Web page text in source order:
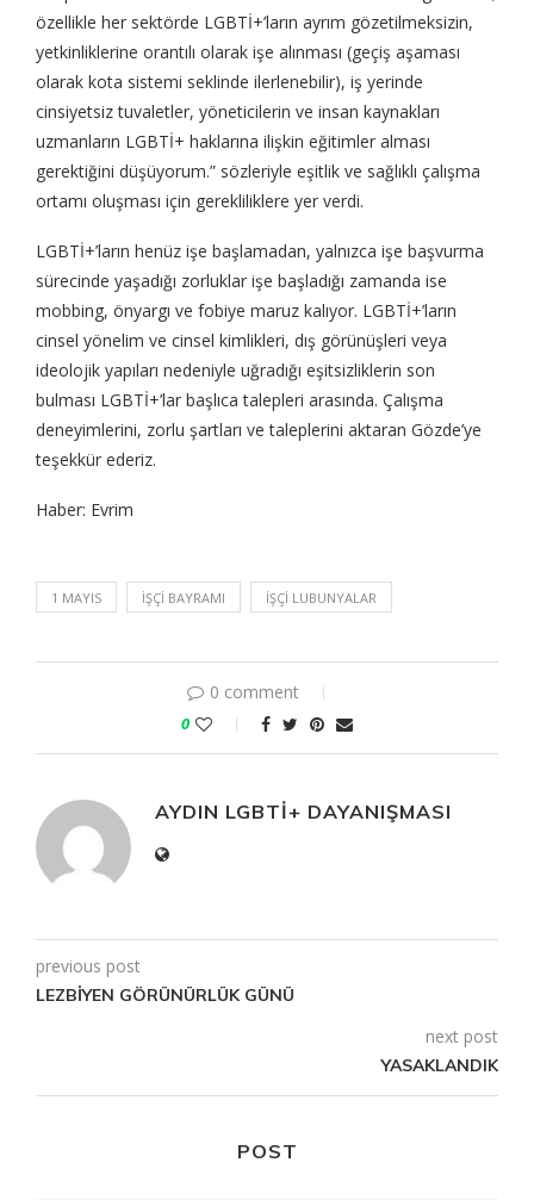
özellikle her sektörde LGBTİ+’ların ayrım gözetilmeksizin,
yetkinliklerine orantılı olarak işe alınması (geçiş aşaması
olarak kota sistemi seklinde ilerlenebilir), iş yerinde
cinsiyetsiz tuvaletler, yöneticilerin ve insan kaynakları
uzmanların LGBTİ+ haklarına ilişkin eğitimler alması
gerektiğini düşüyorum.” sözleriyle eşitlik ve sağlıklı çalışma
ortamı oluşması için gerekliliklere yer verdi.
LGBTİ+’ların henüz işe başlamadan, yalnızca işe başvurma
sürecinde yaşadığı zorluklar işe başladığı zamanda ise
mobbing, önyargı ve fobiye maruz kalıyor. LGBTİ+’ların
cinsel yönelim ve cinsel kimlikleri, dış görünüşleri veya
ideolojik yapıları nedeniyle uğradığı eşitsizliklerin son
bulması LGBTİ+’lar başlıca talepleri arasında. Çalışma
deneyimlerini, zorlu şartları ve taleplerini aktaran Gözde’ye
teşekkür ederiz.
Haber: Evrim
1 MAYIS IŞÇI BAYRAMI IŞÇI LUBUNYALAR
0 comment
0
AYDIN LGBTİ+ DAYANIŞMASI
previous post
LEZBİYEN GÖRÜNÜRLÜK GÜNÜ
next post
YASAKLANDIK
POST